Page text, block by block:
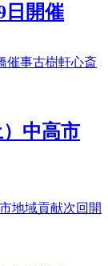
日開催
催事古樹軒心斎
）中高市
地域貢献次回開